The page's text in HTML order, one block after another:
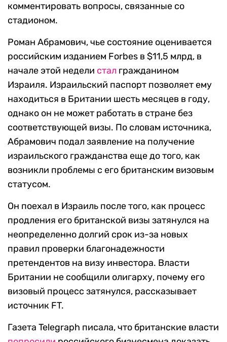
комментировать вопросы, связанные со
стадионом.
Роман Абрамович, чье состояние оценивается
российским изданием Forbes в $11,5 млрд, в
начале этой недели стал гражданином
Израиля. Израильский паспорт позволяет ему
находиться в Британии шесть месяцев в году,
однако он не может работать в стране без
соответствующей визы. По словам источника,
Абрамович подал заявление на получение
израильского гражданства еще до того, как
возникли проблемы с его британским визовым
статусом.
Он поехал в Израиль после того, как процесс
продления его британской визы затянулся на
неопределенно долгий срок из-за новых
правил проверки благонадежности
претендентов на визу инвестора. Власти
Британии не сообщили олигарху, почему его
визовый процесс затянулся, рассказывает
источник FT.
Газета Telegraph писала, что британские власти